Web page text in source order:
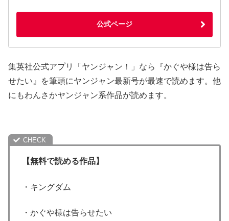
公式ページ
集英社公式アプリ「ヤンジャン！」なら『かぐや様は告ら
せたい』を筆頭にヤンジャン最新号が最速で読めます。他
にもわんさかヤンジャン系作品が読めます。
【無料で読める作品】
・キングダム
・かぐや様は告らせたい